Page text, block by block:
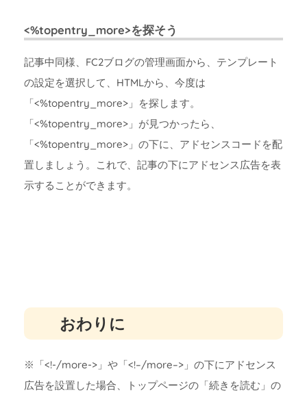
<%topentry_more>を探そう
記事中同様、FC2ブログの管理画面から、テンプレート
の設定を選択して、HTMLから、今度は
「<%topentry_more>」を探します。
「<%topentry_more>」が見つかったら、
「<%topentry_more>」の下に、アドセンスコードを配
置しましょう。これで、記事の下にアドセンス広告を表
示することができます。
おわりに
※「<!-/more->」や「<!–/more–>」の下にアドセンス
広告を設置した場合、トップページの「続きを読む」の